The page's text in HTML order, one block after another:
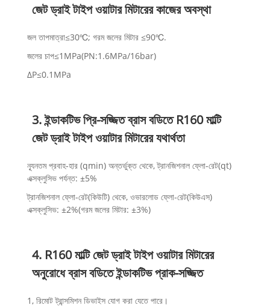
জেট ড্রাই টাইপ ওয়াটার মিটারের কাজের অবস্থা
জল তাপমাত্রা≤30℃; গরম জলের মিটার ≤90℃.
জলের চাপ≤1MPa(PN:1.6MPa/16bar)
ΔP≤0.1MPa
3. ইন্ডাকটিভ প্রি-সজ্জিত ব্রাস বডিতে R160 মাল্টি
জেট ড্রাই টাইপ ওয়াটার মিটারের যথার্থতা
ন্যূনতম প্রবাহ-হার (qmin) অন্তর্ভুক্ত থেকে, ট্রানজিশনাল ফ্লো-রেট(qt)
এক্সক্লুসিভ পর্যন্ত: ±5%
ট্রানজিশনাল ফ্লো-রেট(কিউটি) থেকে, ওভারলোড ফ্লো-রেট(কিউএস)
এক্সক্লুসিভ: ±2%(গরম জলের মিটার: ±3%)
4. R160 মাল্টি জেট ড্রাই টাইপ ওয়াটার মিটারের
অনুরোধে ব্রাস বডিতে ইন্ডাকটিভ প্রাক-সজ্জিত
1, রিমোট ট্রান্সমিশন ডিভাইস যোগ করা যেতে পারে।